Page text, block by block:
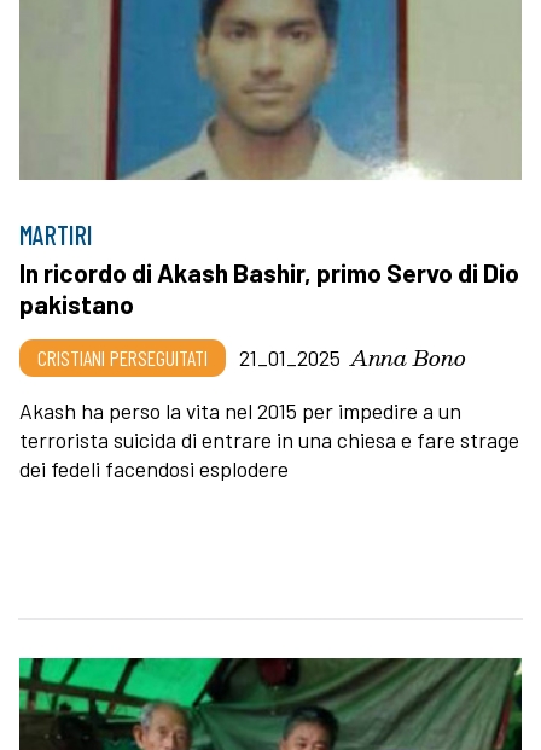
MARTIRI
In ricordo di Akash Bashir, primo Servo di Dio
pakistano
CRISTIANI PERSEGUITATI 21_01_2025 Anna Bono
Akash ha perso la vita nel 2015 per impedire a un
terrorista suicida di entrare in una chiesa e fare strage
dei fedeli facendosi esplodere